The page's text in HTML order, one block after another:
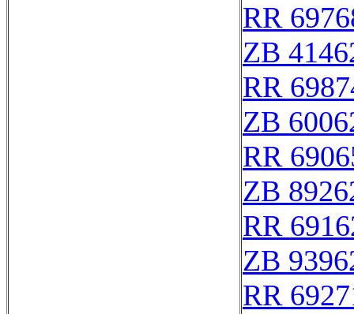
RR
ZB
RR
ZB
RR
ZB
RR
ZB
RR